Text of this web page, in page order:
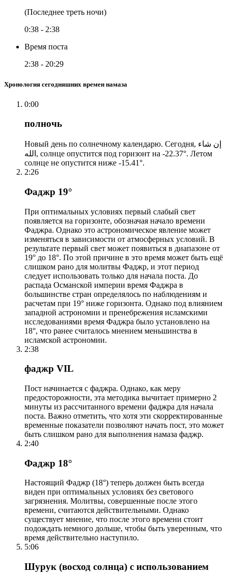
(Последнее треть ночи)
0:38 - 2:38
Время поста
2:38 - 20:29
Хронология сегодняшних времен намаза
0:00
полночь
Новый день по солнечному календарю. Сегодня, إن شاء
الله, солнце опустится под горизонт на -22.37°. Летом
солнце не опустится ниже -15.41°.
2:26
Фаджр 19°
При оптимальных условиях первый слабый свет
появляется на горизонте, обозначая начало времени
Фаджра. Однако это астрономическое явление может
изменяться в зависимости от атмосферных условий. В
результате первый свет может появиться в диапазоне от
19° до 18°. По этой причине в это время может быть ещё
слишком рано для молитвы Фаджр, и этот период
следует использовать только для начала поста. До
распада Османской империи время Фаджра в
большинстве стран определялось по наблюдениям и
расчетам при 19° ниже горизонта. Однако под влиянием
западной астрономии и пренебрежения исламскими
исследованиями время Фаджра было установлено на
18°, что ранее считалось мнением меньшинства в
исламской астрономии.
2:38
фаджр VIL
Пост начинается с фаджра. Однако, как меру
предосторожности, эта методика вычитает примерно 2
минуты из рассчитанного времени фаджра для начала
поста. Важно отметить, что хотя эти скорректированные
временные показатели позволяют начать пост, это может
быть слишком рано для выполнения намаза фаджр.
2:40
Фаджр 18°
Настоящий Фаджр (18°) теперь должен быть всегда
виден при оптимальных условиях без светового
загрязнения. Молитвы, совершенные после этого
времени, считаются действительными. Однако
существует мнение, что после этого времени стоит
подождать немного дольше, чтобы быть уверенным, что
время действительно наступило.
5:06
Шурук (восход солнца) с использованием